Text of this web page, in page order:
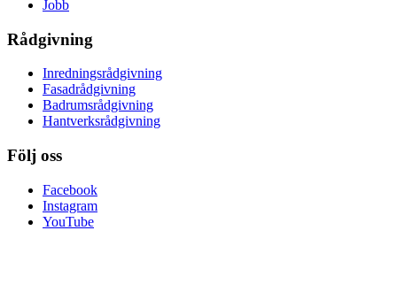
Jobb
Rådgivning
Inredningsrådgivning
Fasadrådgivning
Badrumsrådgivning
Hantverksrådgivning
Följ oss
Facebook
Instagram
YouTube